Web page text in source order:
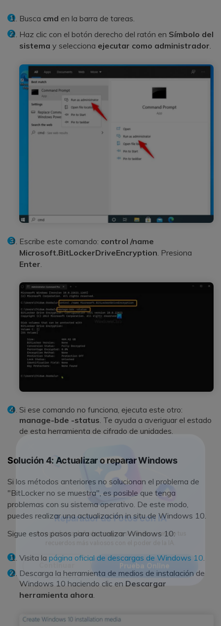
Reparador de Fotos con IA
Arregla fotos dañadas, mejora su nitidez y revive tus
recuerdos más valiosos con el poder de la IA.
Continuar Prueba Online
Busca cmd en la barra de tareas.
Haz clic con el botón derecho del ratón en Símbolo del
sistema y selecciona ejecutar como administrador.
Escribe este comando: control /name
Microsoft.BitLockerDriveEncryption . Presiona
Enter
Si ese comando no funciona, ejecuta este otro:
manage-bde -status . Te ayuda a averiguar el estado
de esta herramienta de cifrado de unidades.
Solución 4: Actualizar o reparar Windows
Si los métodos anteriores no solucionan el problema de
"BitLocker no se muestra", es posible que tenga
problemas con su sistema operativo. De este modo,
puedes realizar una actualización in situ de Windows 10.
Sigue estos pasos para actualizar Windows 10:
Visita la página oficial de descargas de Windows 10
Descarga la herramienta de medios de instalación de
Windows 10 haciendo clic en Descargar
herramienta ahora.